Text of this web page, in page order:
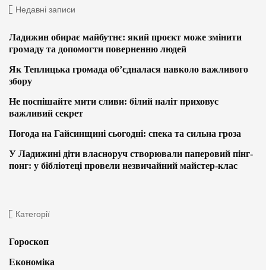
Недавні записи
Ладижин обирає майбутнє: який проєкт може змінити
громаду та допомогти поверненню людей
Як Теплицька громада об’єдналася навколо важливого
збору
Не поспішайте мити сливи: білий наліт приховує
важливий секрет
Погода на Гайсинщині сьогодні: спека та сильна гроза
У Ладижині діти власноруч створювали паперовий пінг-
понг: у бібліотеці провели незвичайний майстер-клас
Категорії
Гороскоп
Економіка